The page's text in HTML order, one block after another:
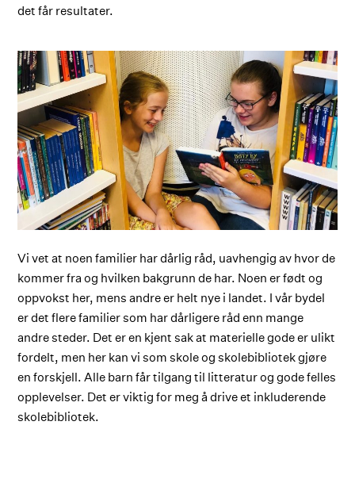
det får resultater.
Vi vet at noen familier har dårlig råd, uavhengig av hvor de
kommer fra og hvilken bakgrunn de har. Noen er født og
oppvokst her, mens andre er helt nye i landet. I vår bydel
er det flere familier som har dårligere råd enn mange
andre steder. Det er en kjent sak at materielle gode er ulikt
fordelt, men her kan vi som skole og skolebibliotek gjøre
en forskjell. Alle barn får tilgang til litteratur og gode felles
opplevelser. Det er viktig for meg å drive et inkluderende
skolebibliotek.